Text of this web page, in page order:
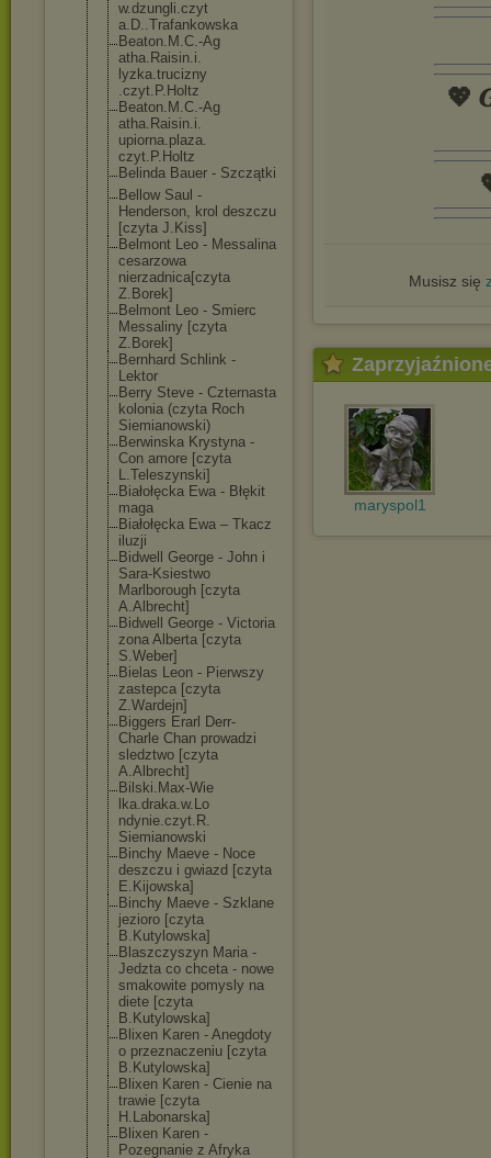
w.dzungli.czyt
a.D..Trafankowska
Beaton.M.C.-Ag
atha.Raisin.i.
lyzka.trucizny
.czyt.P.Holtz
Beaton.M.C.-Ag
atha.Raisin.i.
upiorna.plaza.
czyt.P.Holtz
Belinda Bauer - Szczątki
Bellow Saul -
Henderson, krol deszczu
[czyta J.Kiss]
Belmont Leo - Messalina
cesarzowa
nierzadnica[czyta
Z.Borek]
Belmont Leo - Smierc
Messaliny [czyta
Z.Borek]
Bernhard Schlink -
Lektor
Berry Steve - Czternasta
kolonia (czyta Roch
Siemianowski)
Berwinska Krystyna -
Con amore [czyta
L.Teleszynski]
Białołęcka Ewa - Błękit
maga
Białołęcka Ewa – Tkacz
iluzji
Bidwell George - John i
Sara-Ksiestwo
Marlborough [czyta
A.Albrecht]
Bidwell George - Victoria
zona Alberta [czyta
S.Weber]
Bielas Leon - Pierwszy
zastepca [czyta
Z.Wardejn]
Biggers Erarl Derr-
Charle Chan prowadzi
sledztwo [czyta
A.Albrecht]
Bilski.Max-Wie
lka.draka.w.Lo
ndynie.czyt.R.
Siemianowski
Binchy Maeve - Noce
deszczu i gwiazd [czyta
E.Kijowska]
Binchy Maeve - Szklane
jezioro [czyta
B.Kutylowska]
Blaszczyszyn Maria -
Jedzta co chceta - nowe
smakowite pomysly na
diete [czyta
B.Kutylowska]
Blixen Karen - Anegdoty
o przeznaczeniu [czyta
B.Kutylowska]
Blixen Karen - Cienie na
trawie [czyta
H.Labonarska]
Blixen Karen -
Pozegnanie z Afryka
💖
Musisz się
maryspol1